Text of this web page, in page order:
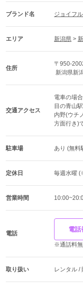
ブランド名 ジョイフ
エリア 新潟県 >
住所
〒950-
新潟県新
交通アクセス
電車の場
目の青山
内野(ウチ
方面行き)
駐車場 あり (無料
定休日 毎週水曜
営業時間
電話
電話
※通話料無
取り扱い レンタル /